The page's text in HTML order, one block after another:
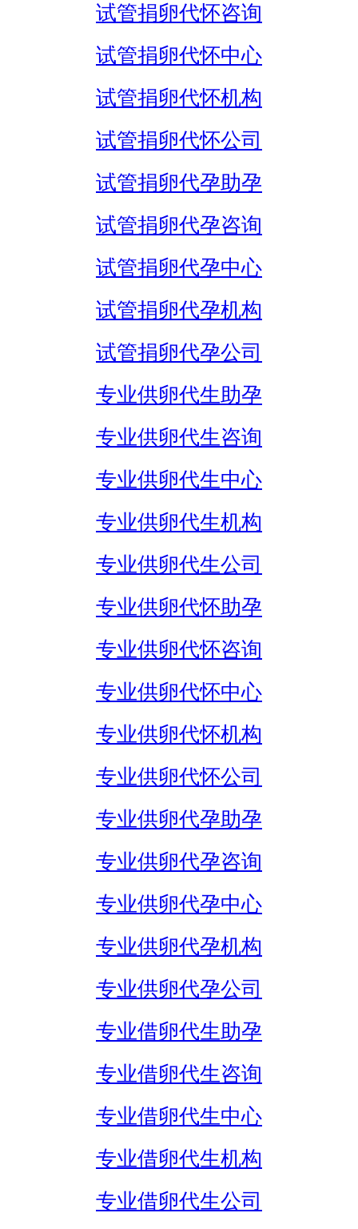
试管捐卵代怀咨询
试管捐卵代怀中心
试管捐卵代怀机构
试管捐卵代怀公司
试管捐卵代孕助孕
试管捐卵代孕咨询
试管捐卵代孕中心
试管捐卵代孕机构
试管捐卵代孕公司
专业供卵代生助孕
专业供卵代生咨询
专业供卵代生中心
专业供卵代生机构
专业供卵代生公司
专业供卵代怀助孕
专业供卵代怀咨询
专业供卵代怀中心
专业供卵代怀机构
专业供卵代怀公司
专业供卵代孕助孕
专业供卵代孕咨询
专业供卵代孕中心
专业供卵代孕机构
专业供卵代孕公司
专业借卵代生助孕
专业借卵代生咨询
专业借卵代生中心
专业借卵代生机构
专业借卵代生公司